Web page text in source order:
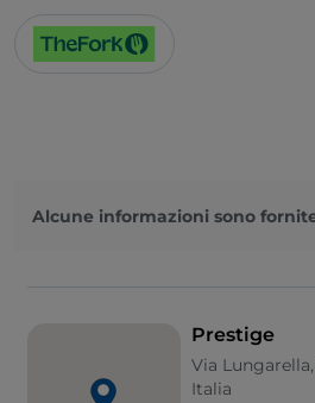
Wi-Fi
Alcune informazioni sono
Prestige
Via
Italia